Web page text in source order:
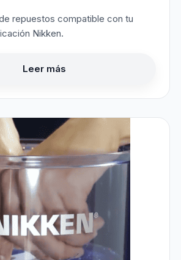
repuestos compatible con tu
Nikken.
Leer más